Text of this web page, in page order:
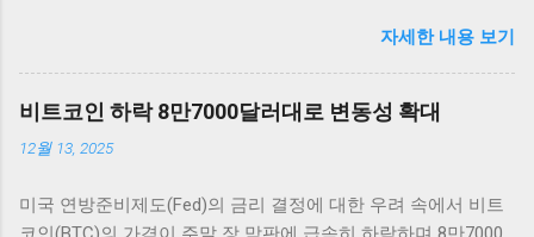
이 여전히 불확실하다고 전하며 주목받고 있습니다. 암호화폐
시장의 반응 암호화폐 시장은 매우 흥미로운 반응을 보이고 있
습니다. 최근 연방준비제도(Fed)의 금리 인하 발표 이후, 여러
주요 암호화폐의 가격이 즉각적으로 상승세를 타기 시작했습니
다. 이러한 상승세는 애널리스트들에 의하면 이미 시장에 반영
을 살펴보면, 단기적인 가격 변동 범위 내에서 긍정적인 움직임
자세한 내용 보기
비트코인 하락 8만7000달러대로 변동성 확대
12월 13, 2025
미국 연방준비제도(Fed)의 금리 결정에 대한 우려 속에서 비트